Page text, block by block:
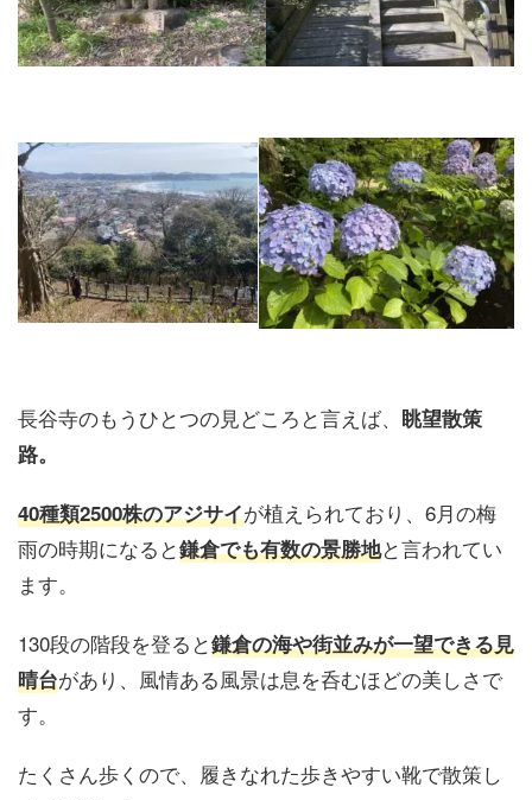
長谷寺のもうひとつの見どころと言えば、 眺望散策
路。
40種類2500株のアジサイが植えられており、6月の梅
雨の時期になると鎌倉でも有数の景勝地と言われてい
ます。
130段の階段を登ると鎌倉の海や街並みが一望できる見
晴台があり、風情ある風景は息を呑むほどの美しさで
す。
たくさん歩くので、履きなれた歩きやすい靴で散策し